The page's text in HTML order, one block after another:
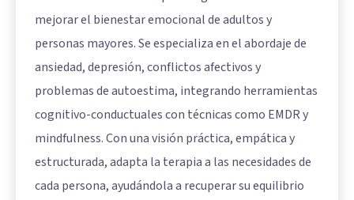
mejorar el bienestar emocional de adultos y
personas mayores. Se especializa en el abordaje de
ansiedad, depresión, conflictos afectivos y
problemas de autoestima, integrando herramientas
cognitivo-conductuales con técnicas como EMDR y
mindfulness. Con una visión práctica, empática y
estructurada, adapta la terapia a las necesidades de
cada persona, ayudándola a recuperar su equilibrio